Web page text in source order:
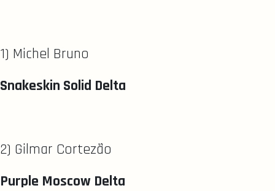
1) Michel Bruno
Snakeskin Solid Delta
2) Gilmar Cortezão
Purple Moscow Delta